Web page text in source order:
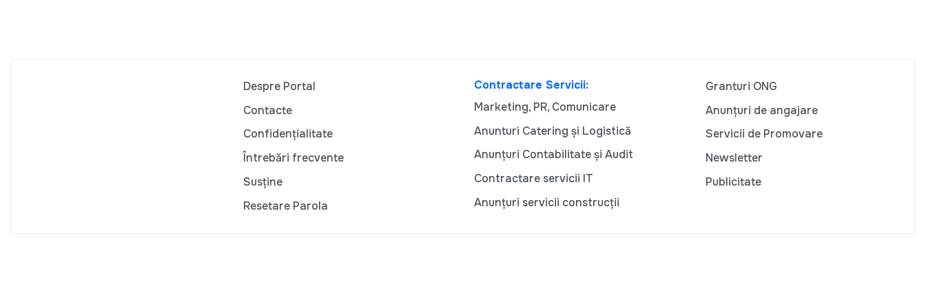
Despre Portal
Contacte
Confidențialitate
Întrebări frecvente
Susține
Resetare Parola
Contractare Servicii:
Marketing, PR, Comunicare
Anunturi Catering și Logistică
Anunțuri Contabilitate și Audit
Contractare servicii IT
Anunțuri servicii construcții
Granturi ONG
Anunțuri de angajare
Servicii de Promovare
Newsletter
Publicitate